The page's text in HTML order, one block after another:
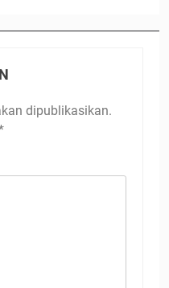
dipublikasikan.